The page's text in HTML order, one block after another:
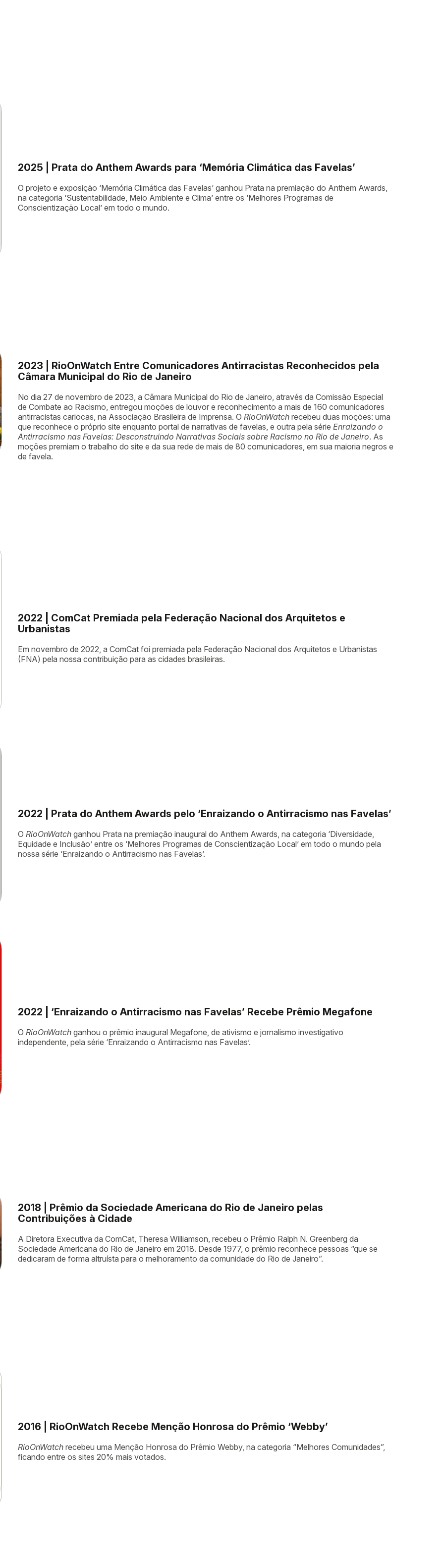
2025 | Prata do Anthem Awards para ‘Memória Climática das Favelas’
O projeto e exposição ‘Memória Climática das Favelas’ ganhou Prata na premiação do Anthem Awards,
na categoria ‘Sustentabilidade, Meio Ambiente e Clima’ entre os ‘Melhores Programas de
Conscientização Local’ em todo o mundo.
2023 | RioOnWatch Entre Comunicadores Antirracistas Reconhecidos pela
Câmara Municipal do Rio de Janeiro
No dia 27 de novembro de 2023, a Câmara Municipal do Rio de Janeiro, através da Comissão Especial
de Combate ao Racismo, entregou moções de louvor e reconhecimento a mais de 160 comunicadores
antirracistas cariocas, na Associação Brasileira de Imprensa. O RioOnWatch recebeu duas moções: uma
que reconhece o próprio site enquanto portal de narrativas de favelas, e outra pela série Enraizando o
Antirracismo nas Favelas: Desconstruindo Narrativas Sociais sobre Racismo no Rio de Janeiro. As
moções premiam o trabalho do site e da sua rede de mais de 80 comunicadores, em sua maioria negros e
de favela.
2022 | ComCat Premiada pela Federação Nacional dos Arquitetos e
Urbanistas
Em novembro de 2022, a ComCat foi premiada pela Federação Nacional dos Arquitetos e Urbanistas
(FNA) pela nossa contribuição para as cidades brasileiras.
2022 | Prata do Anthem Awards pelo ‘Enraizando o Antirracismo nas Favelas’
O RioOnWatch ganhou Prata na premiação inaugural do Anthem Awards, na categoria ‘Diversidade,
Equidade e Inclusão’ entre os ‘Melhores Programas de Conscientização Local’ em todo o mundo pela
nossa série ‘Enraizando o Antirracismo nas Favelas’.
2022 | ‘Enraizando o Antirracismo nas Favelas’ Recebe Prêmio Megafone
O RioOnWatch ganhou o prêmio inaugural Megafone, de ativismo e jornalismo investigativo
independente, pela série ‘Enraizando o Antirracismo nas Favelas’.
2018 | Prêmio da Sociedade Americana do Rio de Janeiro pelas
Contribuições à Cidade
A Diretora Executiva da ComCat, Theresa Williamson, recebeu o Prêmio Ralph N. Greenberg da
Sociedade Americana do Rio de Janeiro em 2018. Desde 1977, o prêmio reconhece pessoas “que se
dedicaram de forma altruísta para o melhoramento da comunidade do Rio de Janeiro”.
2016 | RioOnWatch Recebe Menção Honrosa do Prêmio ‘Webby’
RioOnWatch recebeu uma Menção Honrosa do Prêmio Webby, na categoria “Melhores Comunidades”,
ficando entre os sites 20% mais votados.